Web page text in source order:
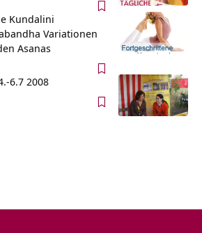
Kundalini
Variationen
Asanas
6.7 2008